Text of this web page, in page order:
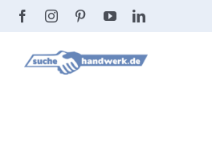
Zum
springen
Passwort vergessen?